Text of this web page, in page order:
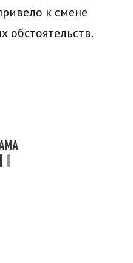
к смене
обстоятельств.